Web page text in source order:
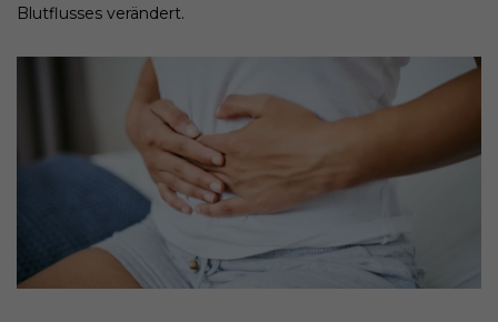
Blutflusses verändert.